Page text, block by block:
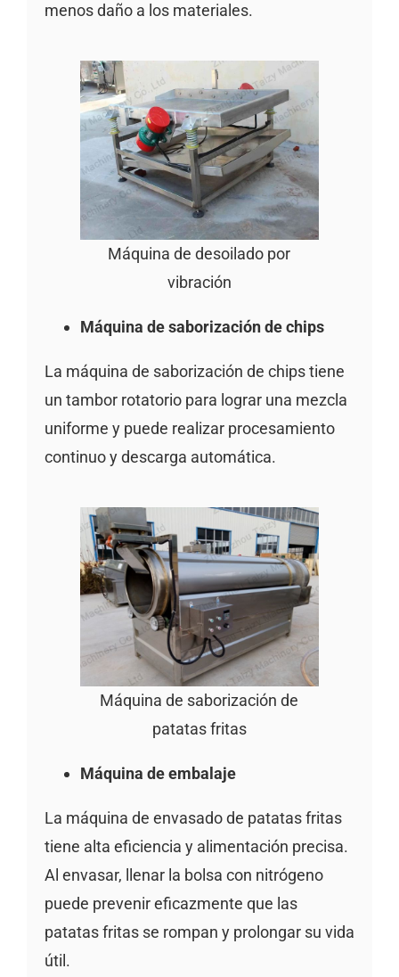
menos daño a los materiales.
Máquina de desoilado por
vibración
Máquina de saborización de chips
La máquina de saborización de chips tiene
un tambor rotatorio para lograr una mezcla
uniforme y puede realizar procesamiento
continuo y descarga automática.
Máquina de saborización de
patatas fritas
Máquina de embalaje
La máquina de envasado de patatas fritas
tiene alta eficiencia y alimentación precisa.
Al envasar, llenar la bolsa con nitrógeno
puede prevenir eficazmente que las
patatas fritas se rompan y prolongar su vida
útil.